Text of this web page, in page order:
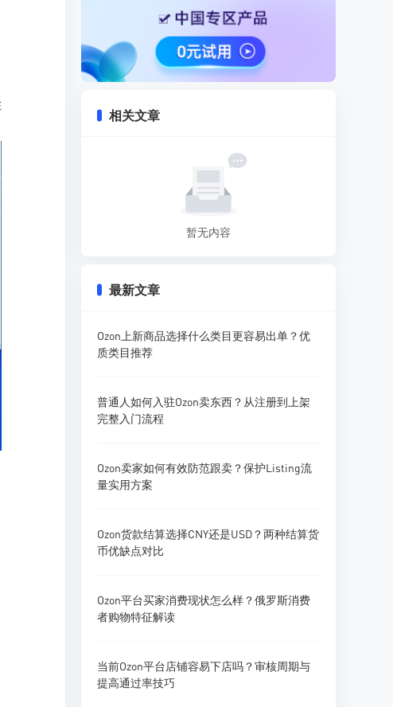
相关文章
暂无内容
最新文章
Ozon上新商品选择什么类目更容易出单？优
质类目推荐
普通人如何入驻Ozon卖东西？从注册到上架
完整入门流程
Ozon卖家如何有效防范跟卖？保护Listing流
量实用方案
Ozon货款结算选择CNY还是USD？两种结算货
币优缺点对比
Ozon平台买家消费现状怎么样？俄罗斯消费
者购物特征解读
当前Ozon平台店铺容易下店吗？审核周期与
提高通过率技巧